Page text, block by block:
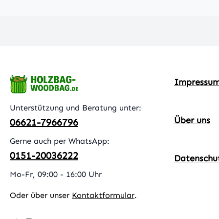
Unterstützung und Beratung unter:
06621-7966796
Gerne auch per WhatsApp:
0151-20036222
Mo-Fr, 09:00 - 16:00 Uhr
Oder über unser Kontaktformular.
Über uns